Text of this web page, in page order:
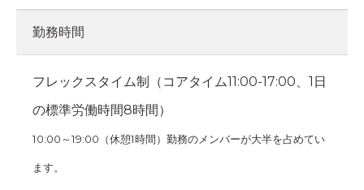
勤務時間
フレックスタイム制（コアタイム11:00-17:00、1⽇
の標準労働時間8時間）
10:00～19:00（休憩1時間）勤務のメンバーが大半を占めてい
ます。